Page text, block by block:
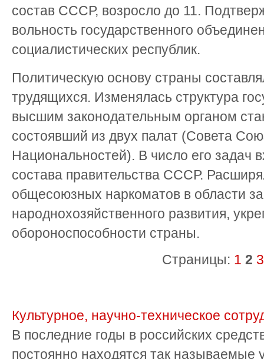
состав СССР, возросло до 11.
вольность государственного
социалистических республик.
Политическую основу страны
трудящихся. Изменялась структура
высшим законодательным органом
состоявший из двух палат (Совета
Национальностей). В число его задач
состава правительства СССР.
общесоюзных наркоматов в области
народнохозяйственного развития,
обороноспособности страны.
Страницы: 1 2 3
Культурное, научно-техническое
В последние годы в российских
постоянно находятся так называемые